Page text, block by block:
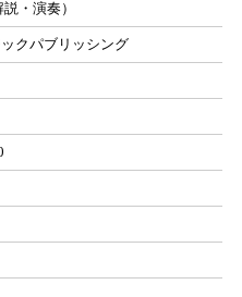
・演奏）
クパブリッシング